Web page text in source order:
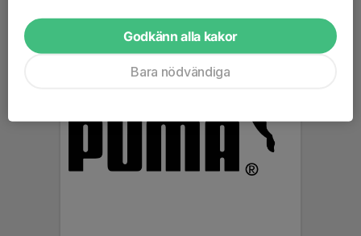
Godkänn alla kakor
Bara nödvändiga